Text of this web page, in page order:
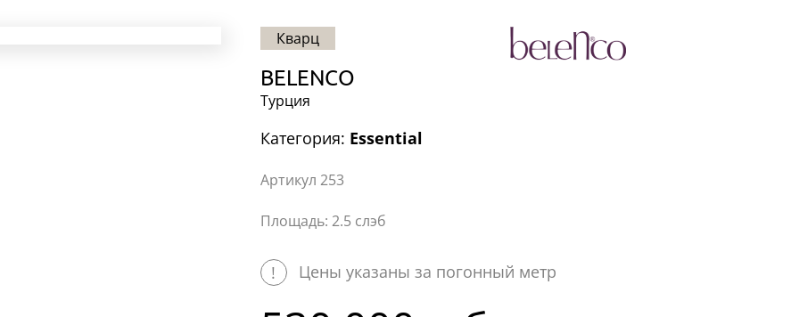
Кварц
BELENСO
Турция
Категория: Essential
Артикул 253
Площадь: 2.5 слэб
! Цены указаны за погонный метр